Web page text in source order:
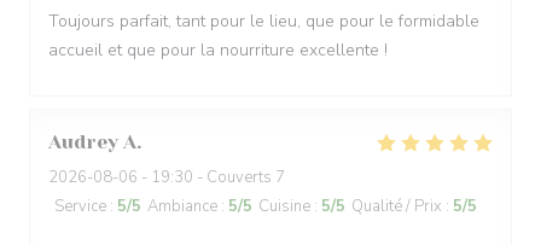
Toujours parfait, tant pour le lieu, que pour le formidable
accueil et que pour la nourriture excellente !
Audrey A
2026-08-06 - 19:30 - Couverts 7
Service : 5/5 Ambiance : 5/5 Cuisine : 5/5 Qualité / Prix : 5/5